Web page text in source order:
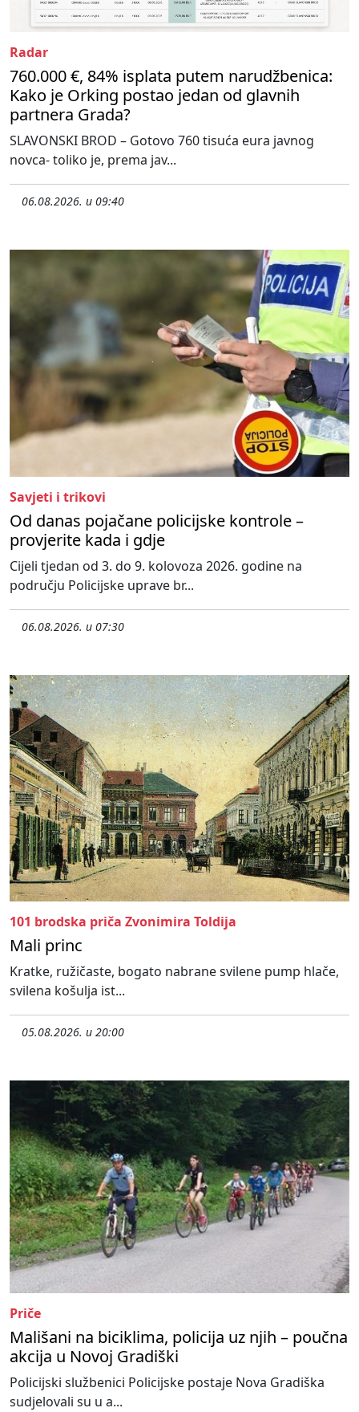
Radar
760.000 €, 84% isplata putem narudžbenica:
Kako je Orking postao jedan od glavnih
partnera Grada?
SLAVONSKI BROD – Gotovo 760 tisuća eura javnog
novca- toliko je, prema jav...
06.08.2026. u 09:40
Savjeti i trikovi
Od danas pojačane policijske kontrole –
provjerite kada i gdje
Cijeli tjedan od 3. do 9. kolovoza 2026. godine na
području Policijske uprave br...
06.08.2026. u 07:30
101 brodska priča Zvonimira Toldija
Mali princ
Kratke, ružičaste, bogato nabrane svilene pump hlače,
svilena košulja ist...
05.08.2026. u 20:00
Priče
Mališani na biciklima, policija uz njih – poučna
akcija u Novoj Gradiški
Policijski službenici Policijske postaje Nova Gradiška
sudjelovali su u a...